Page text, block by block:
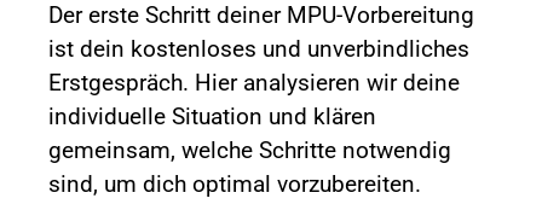
Der erste Schritt deiner MPU-Vorbereitung
ist dein kostenloses und unverbindliches
Erstgespräch. Hier analysieren wir deine
individuelle Situation und klären
gemeinsam, welche Schritte notwendig
sind, um dich optimal vorzubereiten.